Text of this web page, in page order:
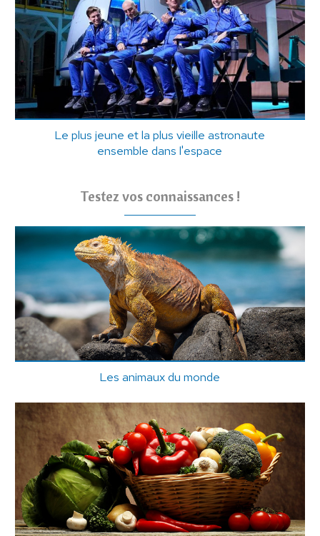
Le plus jeune et la plus vieille astronaute
ensemble dans l'espace
Testez vos connaissances !
Les animaux du monde